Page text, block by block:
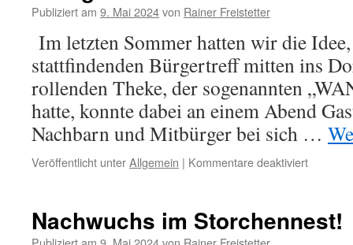
Publiziert am 9. Mai 2024von Rainer Freistetter
Im letzten Sommer hatten wir die
stattfindenden Bürgertreff mitten ins
rollenden Theke, der sogenannten
hatte, konnte dabei an einem Abend
Nachbarn und Mitbürger bei sich …
Veröffentlicht unterAllgemein | Kommentare deaktiviertfür
in
Nachwuchs im Storchennest!